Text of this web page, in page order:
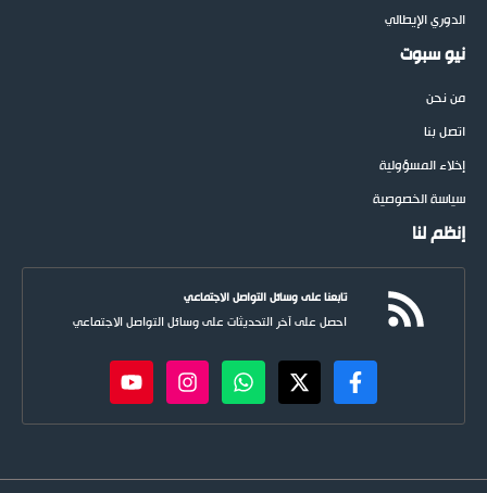
الدوري الإيطالي
نيو سبوت
من نحن
اتصل بنا
إخلاء المسؤولية
سياسة الخصوصية
إنظم لنا
تابعنا على وسائل التواصل الاجتماعي
احصل على آخر التحديثات على وسائل التواصل الاجتماعي